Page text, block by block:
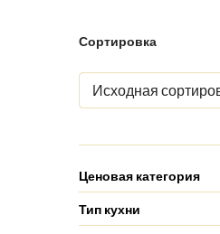
Сортировка
Исходная
Ценовая категория
Тип кухни